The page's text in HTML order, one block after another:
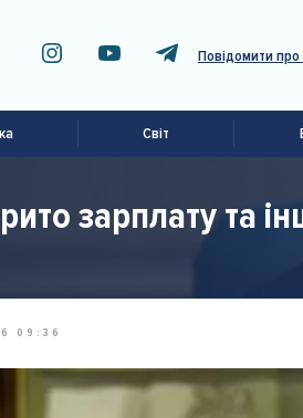
Повідомити
Світ
зарплату та
09:36